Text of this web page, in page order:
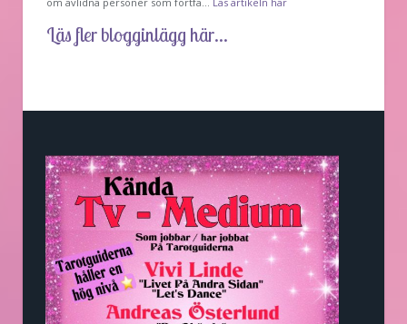
Läs fler blogginlägg här...